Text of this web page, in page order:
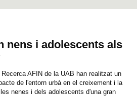
nens i adolescents als
AFIN de la UAB han realitzat un
de l'entorn urbà en el creixement i la
nenes i dels adolescents d'una gran